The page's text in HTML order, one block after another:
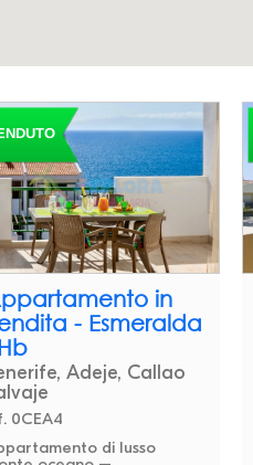
in
- Esmeralda
Adeje, Callao
0CEA4
di lusso